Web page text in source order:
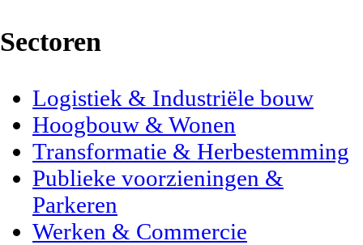
Sectoren
Logistiek & Industriële bouw
Hoogbouw & Wonen
Transformatie & Herbestemming
Publieke voorzieningen &
Parkeren
Werken & Commercie